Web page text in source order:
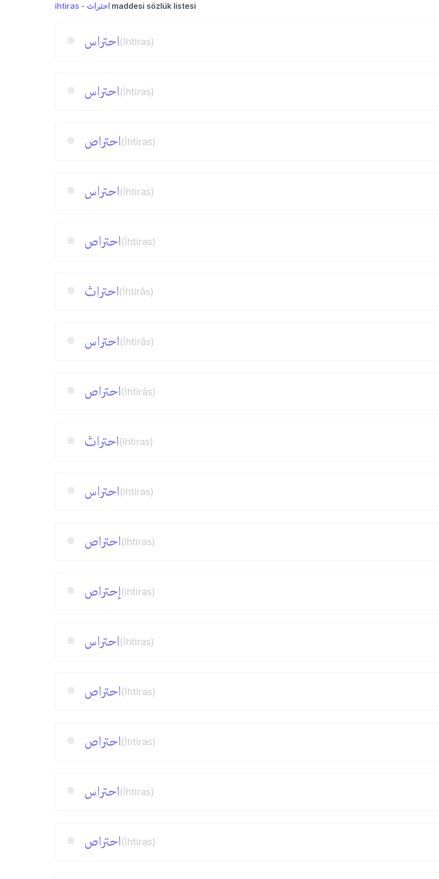
ihtiras - احتراث maddesi sözlük listesi
احتراس(İhtiras)
احتراس(İhtiras)
احتراص(İhtiras)
احتراس(İhtiras)
احتراص(İhtiras)
احتراث(İhtirâs)
احتراس(İhtirâs)
احتراص(İhtirâs)
احتراث(ihtiras)
احتراس(ihtiras)
احتراص(ihtiras)
إحتراص(ihtiras)
احتراس(İhtiras)
احتراص(İhtiras)
احتراص(İhtiras)
احتراس(İhtiras)
احتراص(İhtiras)